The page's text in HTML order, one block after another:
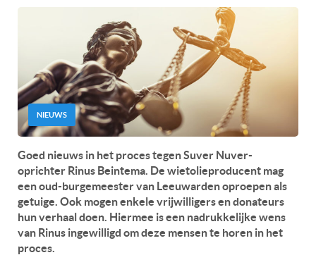
NIEUWS
Goed nieuws in het proces tegen Suver Nuver-
oprichter Rinus Beintema. De wietolieproducent mag
een oud-burgemeester van Leeuwarden oproepen als
getuige. Ook mogen enkele vrijwilligers en donateurs
hun verhaal doen. Hiermee is een nadrukkelijke wens
van Rinus ingewilligd om deze mensen te horen in het
proces.